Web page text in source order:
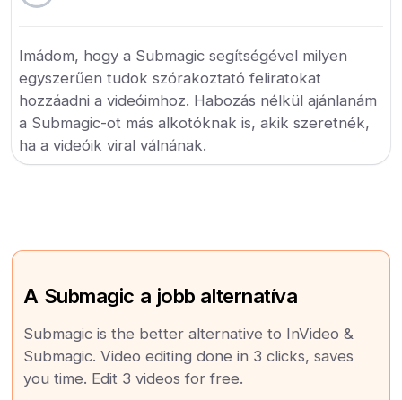
Imádom, hogy a Submagic segítségével milyen
egyszerűen tudok szórakoztató feliratokat
hozzáadni a videóimhoz. Habozás nélkül ajánlanám
a Submagic-ot más alkotóknak is, akik szeretnék,
ha a videóik viral válnának.
A Submagic a jobb alternatíva
Submagic is the better alternative to InVideo &
Submagic. Video editing done in 3 clicks, saves
you time. Edit 3 videos for free.